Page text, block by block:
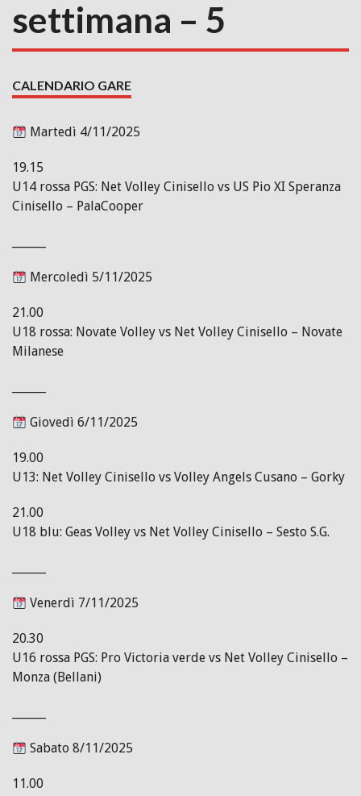
settimana – 5
CALENDARIO GARE
Martedì 4/11/2025
19.15
U14 rossa PGS: Net Volley Cinisello vs US Pio XI Speranza
Cinisello – PalaCooper
Mercoledì 5/11/2025
21.00
U18 rossa: Novate Volley vs Net Volley Cinisello – Novate
Milanese
Giovedì 6/11/2025
19.00
U13: Net Volley Cinisello vs Volley Angels Cusano – Gorky
21.00
U18 blu: Geas Volley vs Net Volley Cinisello – Sesto S.G.
Venerdì 7/11/2025
20.30
U16 rossa PGS: Pro Victoria verde vs Net Volley Cinisello –
Monza (Bellani)
Sabato 8/11/2025
11.00